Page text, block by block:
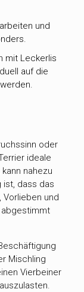
und
mit Leckerlis
auf die
oder
ideale
nahezu
ist, dass das
Vorlieben und
Mischling
Vierbeiner